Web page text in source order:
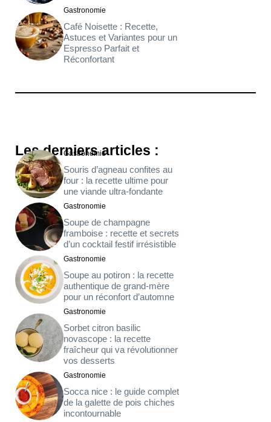
Gastronomie
Café Noisette : Recette,
Astuces et Variantes pour un
Espresso Parfait et
Réconfortant
Les derniers articles :
Gastronomie
Souris d’agneau confites au
four : la recette ultime pour
une viande ultra-fondante
Gastronomie
Soupe de champagne
framboise : recette et secrets
d’un cocktail festif irrésistible
Gastronomie
Soupe au potiron : la recette
authentique de grand-mère
pour un réconfort d’automne
Gastronomie
Sorbet citron basilic
novascope : la recette
fraîcheur qui va révolutionner
vos desserts
Gastronomie
Socca nice : le guide complet
de la galette de pois chiches
incontournable